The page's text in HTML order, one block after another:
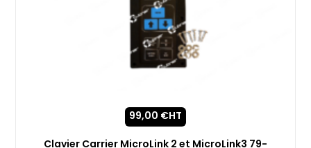
99,00 €HT